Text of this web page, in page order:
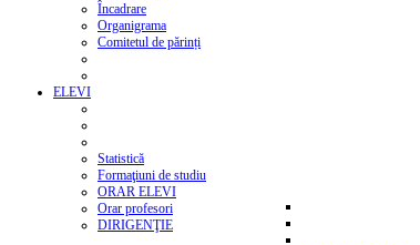
Încadrare
Organigrama
Comitetul de părinți
ELEVI
Statistică
Formaţiuni de studiu
ORAR ELEVI
Orar profesori
DIRIGENŢIE